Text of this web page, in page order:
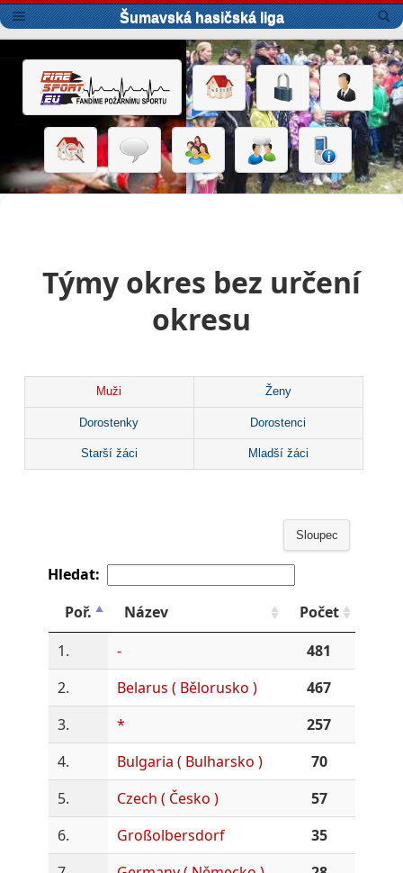
Šumavská hasičská liga
Týmy okres bez určení
okresu
Muži Ženy
Dorostenky Dorostenci
Starší žáci Mladší žáci
Sloupec
Hledat:
Poř.
Název
Počet
1.
-
481
2.
Belarus ( Bělorusko )
467
3.
*
257
4.
Bulgaria ( Bulharsko )
70
5.
Czech ( Česko )
57
6.
Großolbersdorf
35